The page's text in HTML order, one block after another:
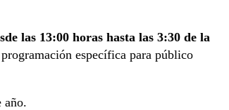
las 13:00 horas hasta las 3:30 de la
específica para público
año.